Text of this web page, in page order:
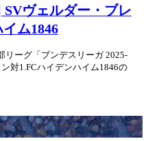
SVヴェルダー・ブレ
ム1846
リーグ「ブンデスリーガ 2025-
対1.FCハイデンハイム1846の